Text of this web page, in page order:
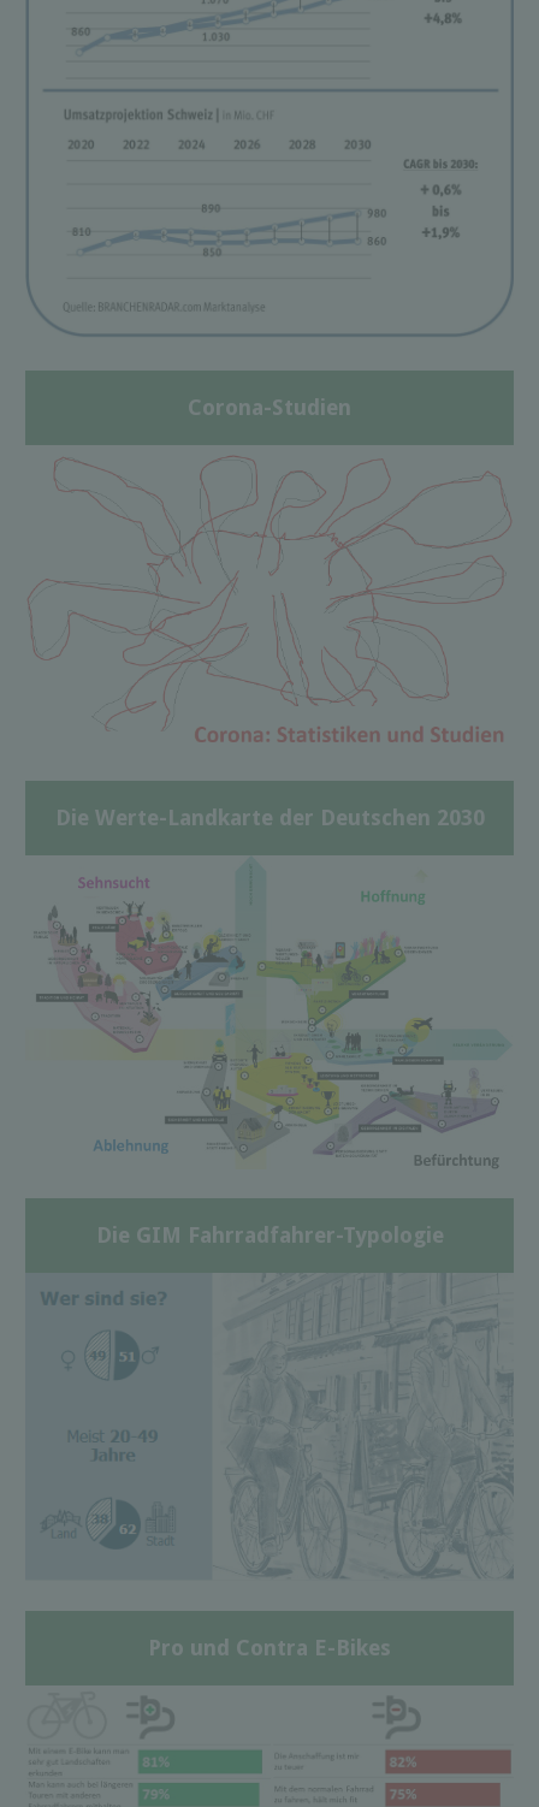
Corona-Studien
Die Werte-Landkarte der Deutschen 2030
Die GIM Fahrradfahrer-Typologie
Pro und Contra E-Bikes